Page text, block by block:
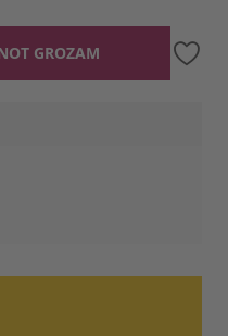
GROZAM